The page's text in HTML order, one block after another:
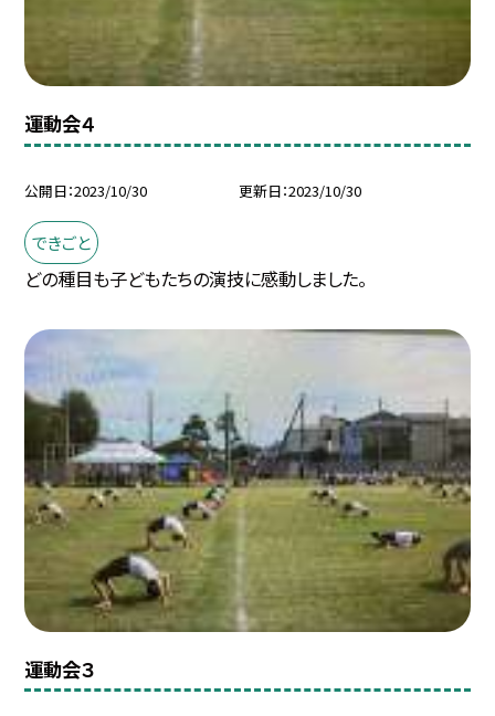
運動会４
公開日 2023/10/30 更新日 2023/10/30
できごと
どの種目も子どもたちの演技に感動しました。
運動会３